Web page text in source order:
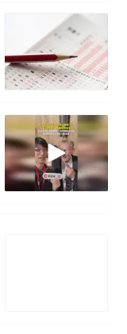
刀的女孩，
家”改写了